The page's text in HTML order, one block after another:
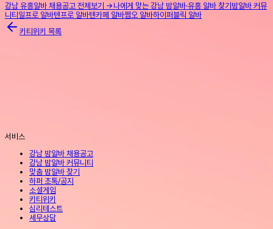
강남 유흥알바 채용공고 전체보기 → 나에게 맞는 강남 밤알바·유흥 알바 찾기밤알바 커뮤
니티일프로 알바텐프로 알바텐카페 알바쩜오 알바하이퍼블릭 알바
키티위키 목록
서비스
강남 밤알바 채용공고
강남 밤알바 커뮤니티
맞춤 밤알바 찾기
하퍼 초톡/공지
소셜게임
키티위키
심리테스트
세무상담